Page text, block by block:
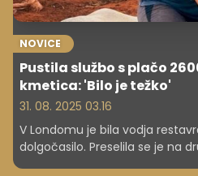
NOVICE
Pustila službo s plačo
kmetica: 'Bilo je težko'
31. 08. 2025 03.16
V Londomu je bila vodja
dolgočasilo. Preselila se je na